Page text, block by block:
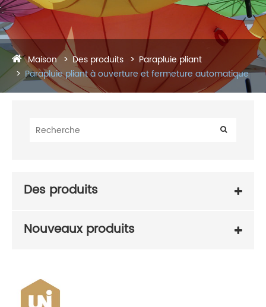
Maison Des produits
Parapluie pliant
Parapluie pliant à ouverture et fermeture automatique
Des produits
Nouveaux produits